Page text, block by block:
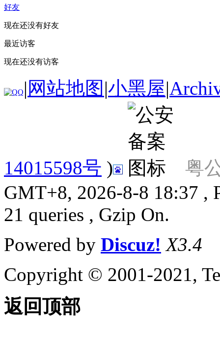
好友
现在还没有好友
最近访客
现在还没有访客
| 网站地图 |小黑屋|
14015598号 )
粤
GMT+8, 2026-8-8 18:37 ,
21 queries , Gzip On.
Powered by Discuz! X3.4
Copyright © 2001-2021,
返回顶部